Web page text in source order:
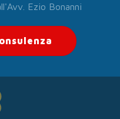
Ezio Bonanni